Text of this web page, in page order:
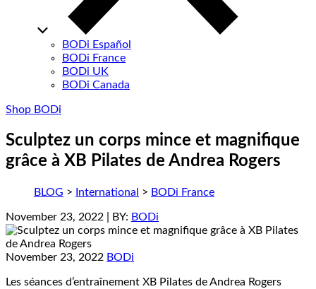
BODi Español
BODi France
BODi UK
BODi Canada
Shop BODi
Sculptez un corps mince et magnifique
grâce à XB Pilates de Andrea Rogers
BLOG > International > BODi France
November 23, 2022 | BY: BODi
November 23, 2022 BODi
Les séances d’entraînement XB Pilates de Andrea Rogers